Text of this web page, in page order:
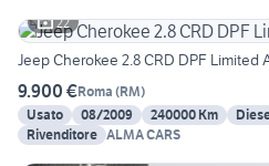
22
Jeep Cherokee 2.8 CRD DPF Limited
9.900 €Roma (RM)
Usato
08/2009 240000 Km
Rivenditore ALMA CARS